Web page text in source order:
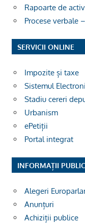
Rapoarte de
Procese verbale
SERVICII ONLINE
Impozite și taxe
Sistemul
Stadiu cereri
Urbanism
ePetiții
Portal integrat
INFORMAȚII
Alegeri
Anunțuri
Achiziții publice